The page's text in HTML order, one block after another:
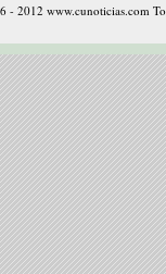
- 2012 www.cunoticias.com